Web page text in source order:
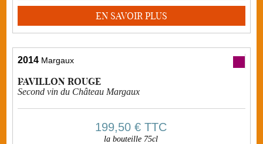
EN SAVOIR PLUS
2014 Margaux
PAVILLON ROUGE
Second vin du Château Margaux
199,50 € TTC
la bouteille 75cl